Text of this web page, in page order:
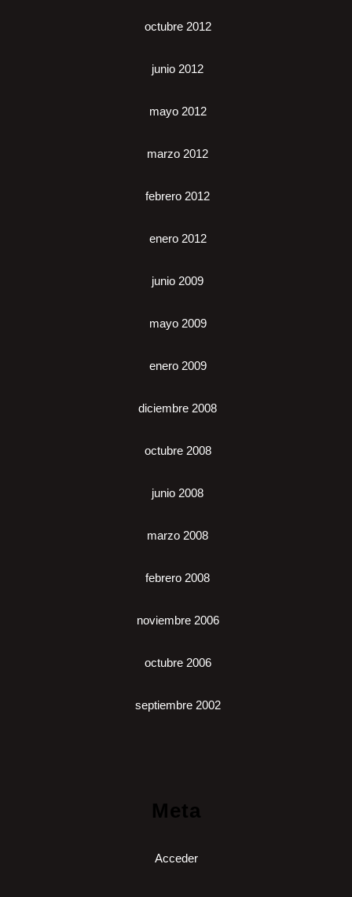
octubre 2012
junio 2012
mayo 2012
marzo 2012
febrero 2012
enero 2012
junio 2009
mayo 2009
enero 2009
diciembre 2008
octubre 2008
junio 2008
marzo 2008
febrero 2008
noviembre 2006
octubre 2006
septiembre 2002
Meta
Acceder